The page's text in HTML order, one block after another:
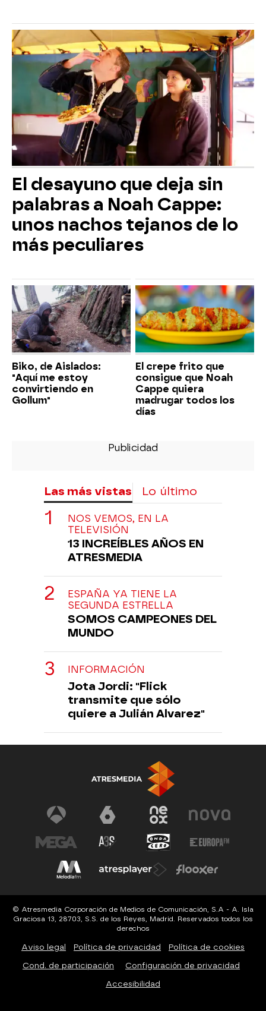
El desayuno que deja sin
palabras a Noah Cappe:
unos nachos tejanos de lo
más peculiares
Biko, de Aislados:
"Aquí me estoy
convirtiendo en
Gollum"
El crepe frito que
consigue que Noah
Cappe quiera
madrugar todos los
días
Las más vistas Lo último
NOS VEMOS, EN LA
TELEVISIÓN
13 INCREÍBLES AÑOS EN
ATRESMEDIA
ESPAÑA YA TIENE LA
SEGUNDA ESTRELLA
SOMOS CAMPEONES DEL
MUNDO
INFORMACIÓN
Jota Jordi: "Flick
transmite que sólo
quiere a Julián Alvarez"
© Atresmedia Corporación de Medios de Comunicación, S.A - A. Isla
Graciosa 13, 28703, S.S. de los Reyes, Madrid. Reservados todos los
derechos
Aviso legal Política de privacidad Política de cookies
Cond. de participación Configuración de privacidad
Accesibilidad